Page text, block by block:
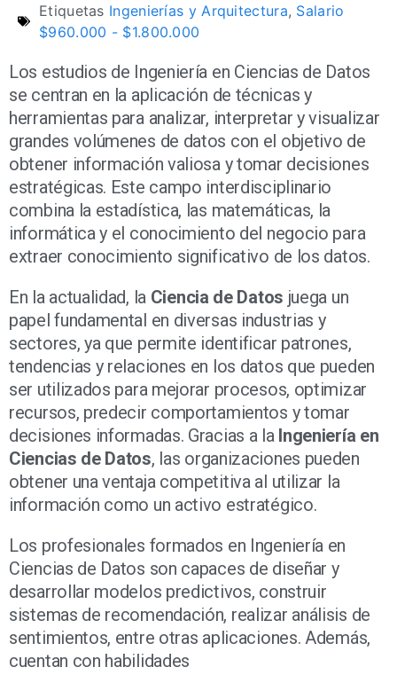
Etiquetas Ingenierías y Arquitectura, Salario
$960.000 - $1.800.000
Los estudios de Ingeniería en Ciencias de Datos
se centran en la aplicación de técnicas y
herramientas para analizar, interpretar y visualizar
grandes volúmenes de datos con el objetivo de
obtener información valiosa y tomar decisiones
estratégicas. Este campo interdisciplinario
combina la estadística, las matemáticas, la
informática y el conocimiento del negocio para
extraer conocimiento significativo de los datos.
En la actualidad, la Ciencia de Datos juega un
papel fundamental en diversas industrias y
sectores, ya que permite identificar patrones,
tendencias y relaciones en los datos que pueden
ser utilizados para mejorar procesos, optimizar
recursos, predecir comportamientos y tomar
decisiones informadas. Gracias a la Ingeniería en
Ciencias de Datos, las organizaciones pueden
obtener una ventaja competitiva al utilizar la
información como un activo estratégico.
Los profesionales formados en Ingeniería en
Ciencias de Datos son capaces de diseñar y
desarrollar modelos predictivos, construir
sistemas de recomendación, realizar análisis de
sentimientos, entre otras aplicaciones. Además,
cuentan con habilidades